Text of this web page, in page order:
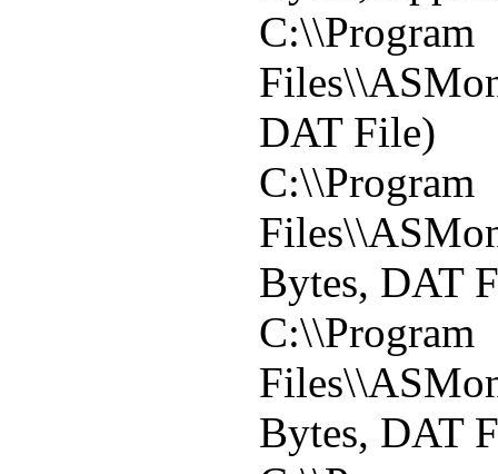
C:\\Program
DAT File)
C:\\Program
Bytes, DAT
C:\\Program
Bytes, DAT